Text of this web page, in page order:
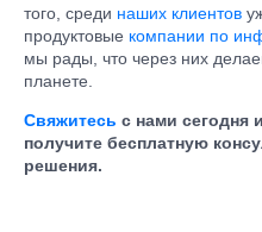
того, среди наших клиентов
продуктовые компании по
мы рады, что через них
планете.
Свяжитесь с нами сегодня
получите бесплатную
решения.